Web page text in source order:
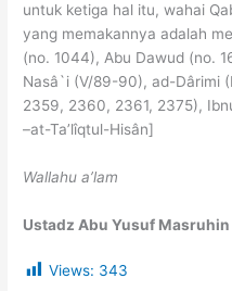
untuk ketiga hal itu, wahai
yang memakannya adalah
(no. 1044), Abu Dawud (no.
Nasâ`i (V/89-90), ad-Dârimi
2359, 2360, 2361, 2375),
–at-Ta’lîqtul-Hisân]
Wallahu a’lam
Ustadz Abu Yusuf Masruhin
Views: 343